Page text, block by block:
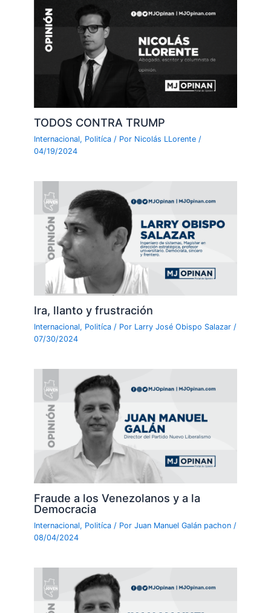
TODOS CONTRA TRUMP
Internacional, Politíca / Por Nicolás LLorente /
04/19/2024
Ira, llanto y frustración
Internacional, Politíca / Por Larry José Obispo Salazar /
07/30/2024
Fraude a los Venezolanos y a la
Democracia
Internacional, Politíca / PorJuan Manuel Galán pachon /
08/04/2024